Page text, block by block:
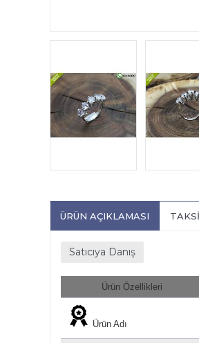
ÜRÜN AÇIKLAMASI
Satıcıya Danış
Ürün Özellikleri
Ürün Adı